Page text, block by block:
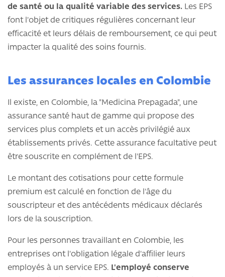
de santé ou la qualité variable des services. Les EPS
font l'objet de critiques régulières concernant leur
efficacité et leurs délais de remboursement, ce qui peut
impacter la qualité des soins fournis.
Les assurances locales en Colombie
Il existe, en Colombie, la "Medicina Prepagada", une
assurance santé haut de gamme qui propose des
services plus complets et un accès privilégié aux
établissements privés. Cette assurance facultative peut
être souscrite en complément de l'EPS.
Le montant des cotisations pour cette formule
premium est calculé en fonction de l'âge du
souscripteur et des antécédents médicaux déclarés
lors de la souscription.
Pour les personnes travaillant en Colombie, les
entreprises ont l'obligation légale d'affilier leurs
employés à un service EPS. L'employé conserve